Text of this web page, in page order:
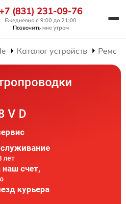
+7 (831) 231-09-76
Ежедневно с 9:00 до 21:00
Позвонить мне утром
Каталог устройств
V D
лет
наш счет,
курьера